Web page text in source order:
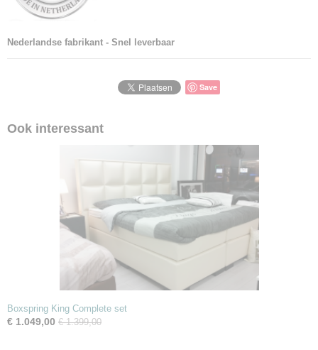
Nederlandse fabrikant - Snel leverbaar
Save
Ook interessant
Boxspring King Complete set
€ 1.049,00 € 1.399,00